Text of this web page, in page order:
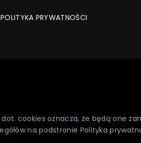
POLITYKA PRYWATNOŚCI
cookies oznacza, że będą one
na podstronie Polityka